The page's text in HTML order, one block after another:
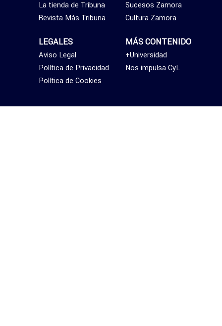
Sucesos Zamora
Cultura Zamora
MÁS CONTENIDO
+Universidad
Nos impulsa CyL
La tienda de Tribuna
Revista Más Tribuna
LEGALES
Aviso Legal
Política de Privacidad
Política de Cookies